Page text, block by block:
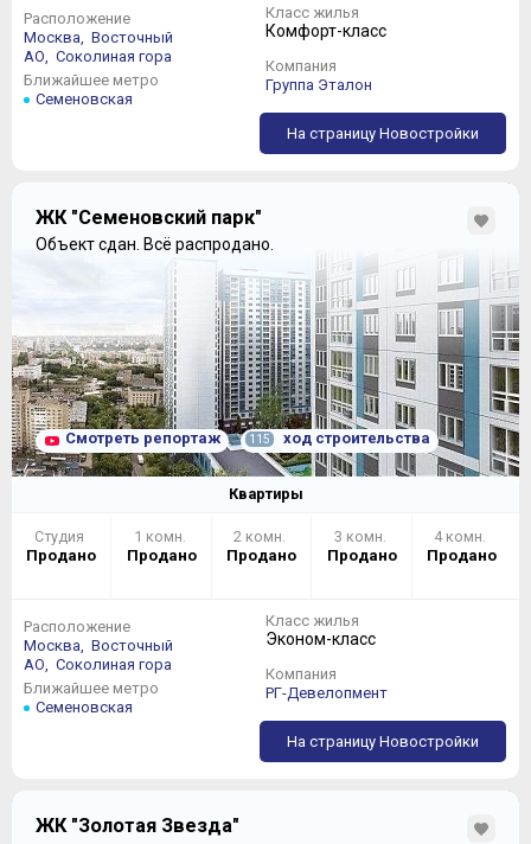
Расположение
Москва, Восточный
АО, Соколиная гора
Ближайшее метро
Семеновская
Класс жилья
Комфорт-класс
Компания
Группа Эталон
На страницу Новостройки
ЖК "Семеновский парк"
Объект сдан. Всё распродано.
Смотреть репортаж 115 ход строительства
Квартиры
Студия
Продано
1 комн.
Продано
2 комн.
Продано
3 комн.
Продано
4 комн.
Продано
Расположение
Москва, Восточный
АО, Соколиная гора
Ближайшее метро
Семеновская
Класс жилья
Эконом-класс
Компания
РГ-Девелопмент
На страницу Новостройки
ЖК "Золотая Звезда"